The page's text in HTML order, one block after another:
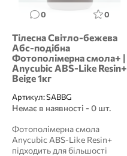
0 0
Тілесна Світло-бежева
Aбс-подібна
Фотополімерна смола+ |
Anycubic ABS-Like Resin+
Beige 1кг
Артикул:SABBG
Немає в наявності - 0 шт.
Фотополімерна смола
Anycubic ABS-Like Resin+
підходить для більшості